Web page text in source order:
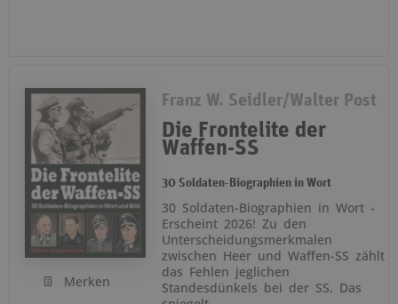
Merken
Franz W. Seidler/Walter Post
Die Frontelite der
Waffen-SS
30 Soldaten-Biographien in Wort
30 Soldaten-Biographien in Wort -
Erscheint 2026! Zu den
Unterscheidungsmerkmalen
zwischen Heer und Waffen-SS zählt
das Fehlen jeglichen
Standesdünkels bei der SS. Das